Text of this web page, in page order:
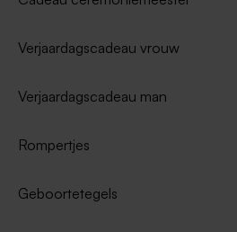
Verjaardagscadeau vrouw
Verjaardagscadeau man
Rompertjes
Geboortetegels